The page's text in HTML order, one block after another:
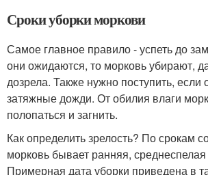
Сроки уборки моркови
Самое главное правило - успеть до
они ожидаются, то морковь убирают,
дозрела. Также нужно поступить, если
затяжные дожди. От обилия влаги
полопаться и загнить.
Как определить зрелость? По срокам
морковь бывает ранняя,
Примерная дата уборки приведена в